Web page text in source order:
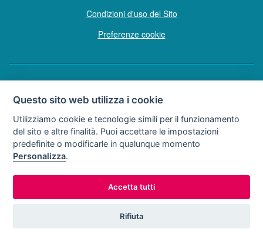
Condizioni d'uso del Sito
Preferenze cookie
Copyright © Tutti i diritti sono riservati
Soggetto sottoposto a direzione e coordinamento della F.lli Dionisi S.r.L.
unipersonale
via A. Costa n° 2 - 63822 P. S. Giorgio (FM)
R.E.A. FM-200734
Tel:0734.278024o0734.671500
Questo sito web utilizza i cookie
Utilizziamo cookie e tecnologie simili per il funzionamento
del sito e altre finalità. Puoi accettare le impostazioni
predefinite o modificarle in qualunque momento
Personalizza.
Accetta tutti
Rifiuta